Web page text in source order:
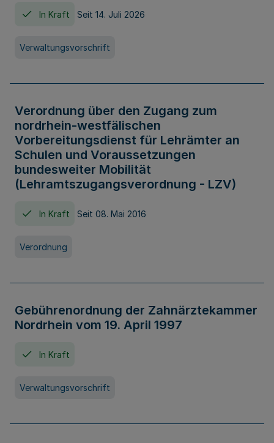
In Kraft Seit 14. Juli 2026
Verwaltungsvorschrift
Verordnung über den Zugang zum
nordrhein-westfälischen
Vorbereitungsdienst für Lehrämter an
Schulen und Voraussetzungen
bundesweiter Mobilität
(Lehramtszugangsverordnung - LZV)
In Kraft Seit 08. Mai 2016
Verordnung
Gebührenordnung der Zahnärztekammer
Nordrhein vom 19. April 1997
In Kraft
Verwaltungsvorschrift